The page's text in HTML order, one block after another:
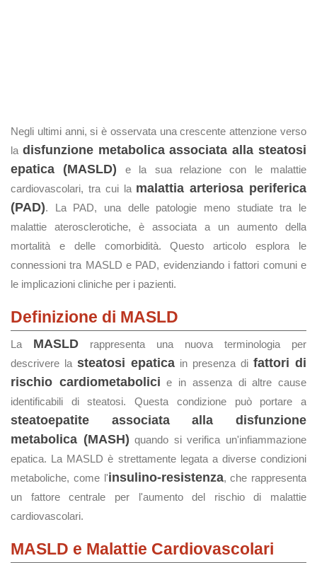
Negli ultimi anni, si è osservata una crescente attenzione verso
la disfunzione metabolica associata alla steatosi
epatica (MASLD) e la sua relazione con le malattie
cardiovascolari, tra cui la malattia arteriosa periferica
(PAD). La PAD, una delle patologie meno studiate tra le
malattie aterosclerotiche, è associata a un aumento della
mortalità e delle comorbidità. Questo articolo esplora le
connessioni tra MASLD e PAD, evidenziando i fattori comuni e
le implicazioni cliniche per i pazienti.
Definizione di MASLD
La MASLD rappresenta una nuova terminologia per
descrivere la steatosi epatica in presenza di fattori di
rischio cardiometabolici e in assenza di altre cause
identificabili di steatosi. Questa condizione può portare a
steatoepatite associata alla disfunzione
metabolica (MASH) quando si verifica un'infiammazione
epatica. La MASLD è strettamente legata a diverse condizioni
metaboliche, come l'insulino-resistenza, che rappresenta
un fattore centrale per l'aumento del rischio di malattie
cardiovascolari.
MASLD e Malattie Cardiovascolari